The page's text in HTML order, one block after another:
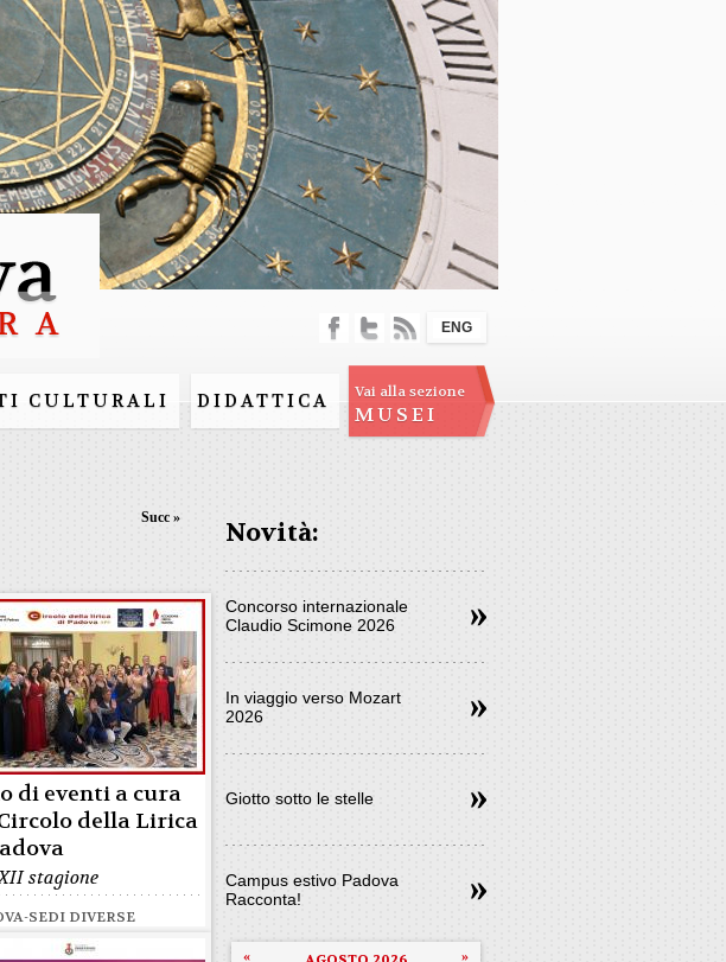
CULTURALI DIDATTICA Vai alla sezione
MUSEI
ENG
Succ »
di eventi a cura
della Lirica
stagione
SEDI DIVERSE
Novità:
Concorso internazionale
Claudio Scimone 2026
In viaggio verso Mozart
2026
Giotto sotto le stelle
Campus estivo Padova
Racconta!
« »